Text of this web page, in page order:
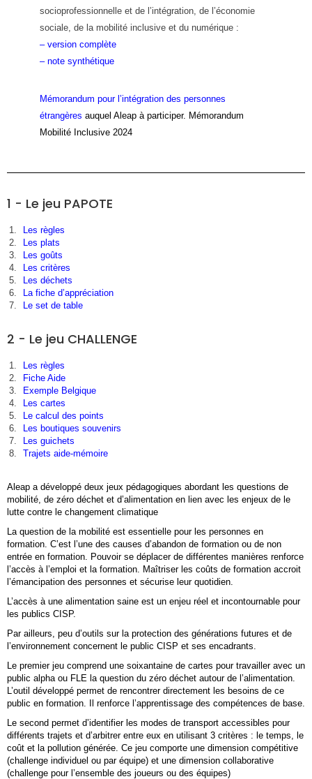
socioprofessionnelle et de l’intégration, de l’économie
sociale, de la mobilité inclusive et du numérique :
– version complète
– note synthétique
Mémorandum pour l’intégration des personnes
étrangères auquel Aleap à participer. Mémorandum
Mobilité Inclusive 2024
1 - Le jeu PAPOTE
Les règles
Les plats
Les goûts
Les critères
Les déchets
La fiche d’appréciation
Le set de table
2 - Le jeu CHALLENGE
Les règles
Fiche Aide
Exemple Belgique
Les cartes
Le calcul des points
Les boutiques souvenirs
Les guichets
Trajets aide-mémoire
Aleap a développé deux jeux pédagogiques abordant les questions de
mobilité, de zéro déchet et d’alimentation en lien avec les enjeux de le
lutte contre le changement climatique
La question de la mobilité est essentielle pour les personnes en
formation. C’est l’une des causes d’abandon de formation ou de non
entrée en formation. Pouvoir se déplacer de différentes manières renforce
l’accès à l’emploi et la formation. Maîtriser les coûts de formation accroit
l’émancipation des personnes et sécurise leur quotidien.
L’accès à une alimentation saine est un enjeu réel et incontournable pour
les publics CISP.
Par ailleurs, peu d’outils sur la protection des générations futures et de
l’environnement concernent le public CISP et ses encadrants.
Le premier jeu comprend une soixantaine de cartes pour travailler avec un
public alpha ou FLE la question du zéro déchet autour de l’alimentation.
L’outil développé permet de rencontrer directement les besoins de ce
public en formation. Il renforce l’apprentissage des compétences de base.
Le second permet d’identifier les modes de transport accessibles pour
différents trajets et d’arbitrer entre eux en utilisant 3 critères : le temps, le
coût et la pollution générée. Ce jeu comporte une dimension compétitive
(challenge individuel ou par équipe) et une dimension collaborative
(challenge pour l’ensemble des joueurs ou des équipes)